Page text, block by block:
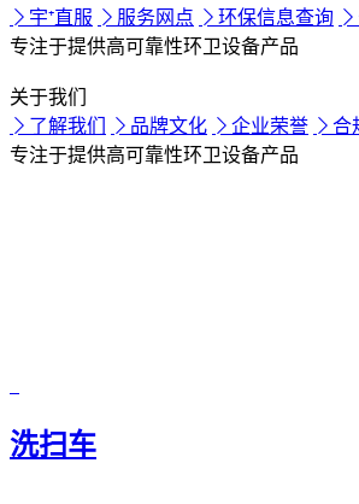
宇⁺直服
服务网点 环保信息查询
专注于提供高可靠性环卫设备产品
关于我们
了解我们
品牌文化 企业荣誉
合
专注于提供高可靠性环卫设备产品
洗扫车